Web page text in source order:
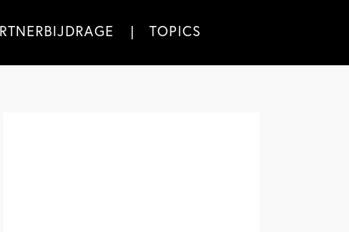
TOPICS